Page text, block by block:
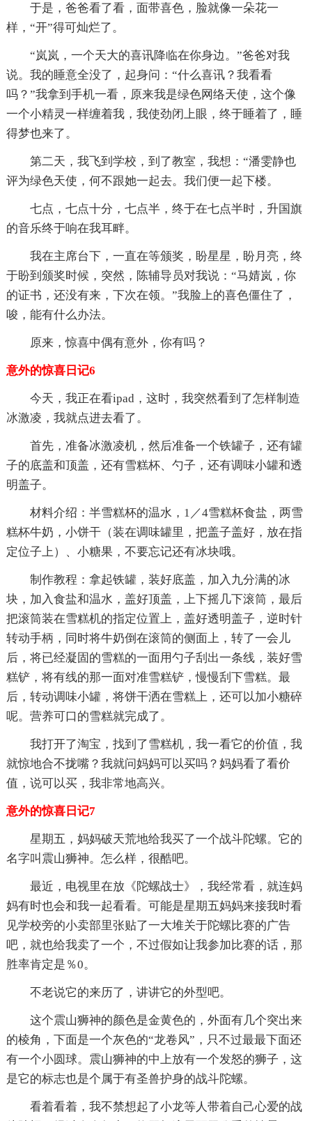
于是，爸爸看了看，面带喜色，脸就像一朵花一
样，“开”得可灿烂了。
“岚岚，一个天大的喜讯降临在你身边。”爸爸对我
说。我的睡意全没了，起身问：“什么喜讯？我看看
吗？”我拿到手机一看，原来我是绿色网络天使，这个像
一个小精灵一样缠着我，我使劲闭上眼，终于睡着了，睡
得梦也来了。
第二天，我飞到学校，到了教室，我想：“潘雯静也
评为绿色天使，何不跟她一起去。我们便一起下楼。
七点，七点十分，七点半，终于在七点半时，升国旗
的音乐终于响在我耳畔。
我在主席台下，一直在等颁奖，盼星星，盼月亮，终
于盼到颁奖时候，突然，陈辅导员对我说：“马婧岚，你
的证书，还没有来，下次在领。”我脸上的喜色僵住了，
唆，能有什么办法。
原来，惊喜中偶有意外，你有吗？
意外的惊喜日记6
今天，我正在看ipad，这时，我突然看到了怎样制造
冰激凌，我就点进去看了。
首先，准备冰激凌机，然后准备一个铁罐子，还有罐
子的底盖和顶盖，还有雪糕杯、勺子，还有调味小罐和透
明盖子。
材料介绍：半雪糕杯的温水，1／4雪糕杯食盐，两雪
糕杯牛奶，小饼干（装在调味罐里，把盖子盖好，放在指
定位子上）、小糖果，不要忘记还有冰块哦。
制作教程：拿起铁罐，装好底盖，加入九分满的冰
块，加入食盐和温水，盖好顶盖，上下摇几下滚筒，最后
把滚筒装在雪糕机的指定位置上，盖好透明盖子，逆时针
转动手柄，同时将牛奶倒在滚筒的侧面上，转了一会儿
后，将已经凝固的雪糕的一面用勺子刮出一条线，装好雪
糕铲，将有线的那一面对准雪糕铲，慢慢刮下雪糕。最
后，转动调味小罐，将饼干洒在雪糕上，还可以加小糖碎
呢。营养可口的雪糕就完成了。
我打开了淘宝，找到了雪糕机，我一看它的价值，我
就惊地合不拢嘴？我就问妈妈可以买吗？妈妈看了看价
值，说可以买，我非常地高兴。
意外的惊喜日记7
星期五，妈妈破天荒地给我买了一个战斗陀螺。它的
名字叫震山狮神。怎么样，很酷吧。
最近，电视里在放《陀螺战士》，我经常看，就连妈
妈有时也会和我一起看看。可能是星期五妈妈来接我时看
见学校旁的小卖部里张贴了一大堆关于陀螺比赛的广告
吧，就也给我卖了一个，不过假如让我参加比赛的话，那
胜率肯定是％0。
不老说它的来历了，讲讲它的外型吧。
这个震山狮神的颜色是金黄色的，外面有几个突出来
的棱角，下面是一个灰色的“龙卷风”，只不过最最下面还
有一个小圆球。震山狮神的中上放有一个发怒的狮子，这
是它的标志也是个属于有圣兽护身的战斗陀螺。
看着看着，我不禁想起了小龙等人带着自己心爱的战